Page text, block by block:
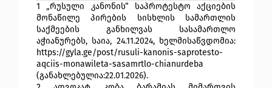
1 „რუსული კანონის“ საპროტესტო აქციების
მონაწილე პირების სისხლის სამართლის
საქმეების განხილვას სასამართლო
აჭიანურებს, საია, 24.11.2024, ხელმისაწვდომია:
https://gyla.ge/post/rusuli-kanonis-saprotesto-
aqciis-monawileta-sasamrtlo-chianurdeba
(განახლებულია:22.01.2026).